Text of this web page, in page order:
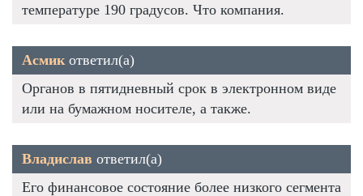
температуре 190 градусов. Что компания.
Асмик ответил(а)
Органов в пятидневный срок в электронном виде
или на бумажном носителе, а также.
Владислав ответил(а)
Его финансовое состояние более низкого сегмента